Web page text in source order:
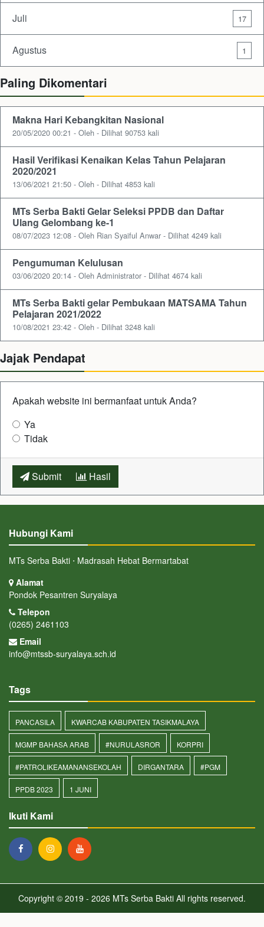
Juli 17
Agustus 1
Paling Dikomentari
Makna Hari Kebangkitan Nasional
20/05/2020 00:21 - Oleh - Dilihat 90753 kali
Hasil Verifikasi Kenaikan Kelas Tahun Pelajaran
2020/2021
13/06/2021 21:50 - Oleh - Dilihat 4853 kali
MTs Serba Bakti Gelar Seleksi PPDB dan Daftar
Ulang Gelombang ke-1
08/07/2023 12:08 - Oleh Rian Syaiful Anwar - Dilihat 4249 kali
Pengumuman Kelulusan
03/06/2020 20:14 - Oleh Administrator - Dilihat 4674 kali
MTs Serba Bakti gelar Pembukaan MATSAMA Tahun
Pelajaran 2021/2022
10/08/2021 23:42 - Oleh - Dilihat 3248 kali
Jajak Pendapat
Apakah website ini bermanfaat untuk Anda?
Ya
Tidak
Submit Hasil
Hubungi Kami
MTs Serba Bakti ⋅ Madrasah Hebat Bermartabat
Alamat
Pondok Pesantren Suryalaya
Telepon
(0265) 2461103
Email
info@mtssb-suryalaya.sch.id
Tags
PANCASILA KWARCAB KABUPATEN TASIKMALAYA
MGMP BAHASA ARAB #NURULASROR KORPRI
#PATROLIKEAMANANSEKOLAH DIRGANTARA #PGM
PPDB 2023 1 JUNI
Ikuti Kami
Copyright © 2019 - 2026 MTs Serba Bakti All rights reserved.